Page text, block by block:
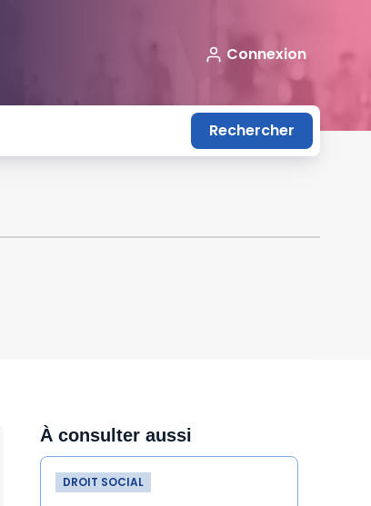
Connexion
Rechercher
À consulter aussi
DROIT SOCIAL